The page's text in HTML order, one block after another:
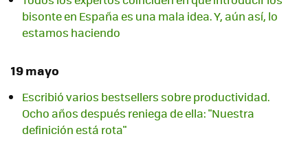
bisonte en España es una mala idea. Y, aún así, lo
estamos haciendo
19 mayo
Escribió varios bestsellers sobre productividad.
Ocho años después reniega de ella: "Nuestra
definición está rota"